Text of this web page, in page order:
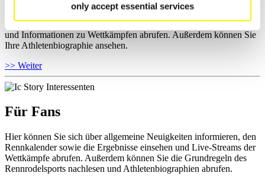
only accept essential services
Hier können Sie das aktuelle Regelwerk sowie Richtlinien zu
Wettkämpfen, Anti-Doping und Fairplay einsehen, Ergebnislisten
und Informationen zu Wettkämpfen abrufen. Außerdem können Sie
Ihre Athletenbiographie ansehen.
>> Weiter
Für Fans
Hier können Sie sich über allgemeine Neuigkeiten informieren, den
Rennkalender sowie die Ergebnisse einsehen und Live-Streams der
Wettkämpfe abrufen. Außerdem können Sie die Grundregeln des
Rennrodelsports nachlesen und Athletenbiographien abrufen.